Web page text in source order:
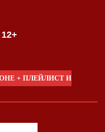
+ ПЛЕЙЛИСТ И